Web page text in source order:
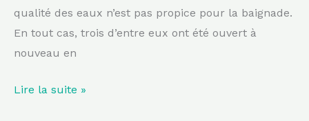
qualité des eaux n’est pas propice pour la baignade.
En tout cas, trois d’entre eux ont été ouvert à
nouveau en
Lire la suite »